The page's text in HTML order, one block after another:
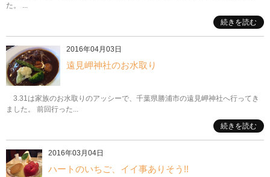
た。 ...
続きを読む
2016年04月03日
遠見岬神社のお水取り
3.31は家族のお水取りのアッシーで、千葉県勝浦市の遠見岬神社へ行ってき
ました。 前回行った...
続きを読む
2016年03月04日
ハートのいちご、イイ事ありそう!!